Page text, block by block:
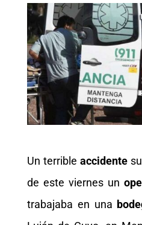
Un terrible accidente
de este viernes un
trabajaba en una